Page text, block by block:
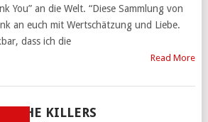
You” an die Welt. “Diese Sammlung von
an euch mit Wertschätzung und Liebe.
dass ich die
Read More
THE KILLERS